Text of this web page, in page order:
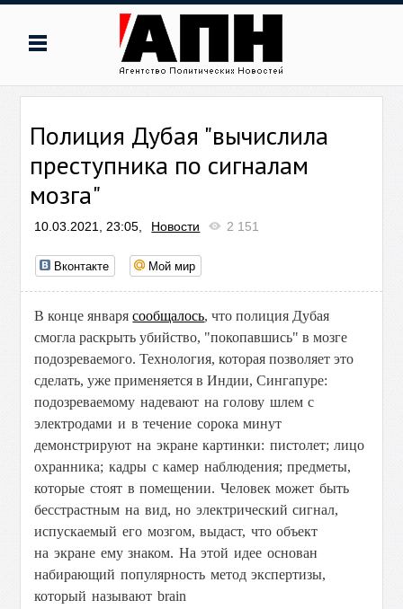
Полиция Дубая "вычислила
преступника по сигналам
мозга"
10.03.2021, 23:05, Новости 2 151
Вконтакте Мой мир
В конце январясообщалось, что полиция Дубая
смогла раскрыть убийство, "покопавшись" в мозге
подозреваемого. Технология, которая позволяет это
сделать, уже применяется в Индии, Сингапуре:
подозреваемому надевают на голову шлем с
электродами и в течение сорока минут
демонстрируют на экране картинки: пистолет; лицо
охранника; кадры с камер наблюдения; предметы,
которые стоят в помещении. Человек может быть
бесстрастным на вид, но электрический сигнал,
испускаемый его мозгом, выдаст, что объект
на экране ему знаком. На этой идее основан
набирающий популярность метод экспертизы,
который называют brain